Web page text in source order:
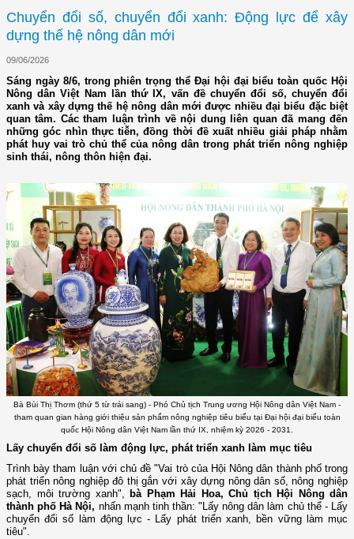
Chuyển đổi số, chuyển đổi xanh: Động lực để xây
dựng thế hệ nông dân mới
09/06/2026
Sáng ngày 8/6, trong phiên trọng thể Đại hội đại biểu toàn quốc Hội
Nông dân Việt Nam lần thứ IX, vấn đề chuyển đổi số, chuyển đổi
xanh và xây dựng thế hệ nông dân mới được nhiều đại biểu đặc biệt
quan tâm. Các tham luận trình về nội dung liên quan đã mang đến
những góc nhìn thực tiễn, đồng thời đề xuất nhiều giải pháp nhằm
phát huy vai trò chủ thể của nông dân trong phát triển nông nghiệp
sinh thái, nông thôn hiện đại.
Bà Bùi Thị Thơm (thứ 5 từ trái sang) - Phó Chủ tịch Trung ương Hội Nông dân Việt Nam -
tham quan gian hàng giới thiệu sản phẩm nông nghiệp tiêu biểu tại Đại hội đại biểu toàn
quốc Hội Nông dân Việt Nam lần thứ IX, nhiệm kỳ 2026 - 2031.
Lấy chuyển đổi số làm động lực, phát triển xanh làm mục tiêu
Trình bày tham luận với chủ đề "Vai trò của Hội Nông dân thành phố trong
phát triển nông nghiệp đô thị gắn với xây dựng nông dân số, nông nghiệp
sạch, môi trường xanh", bà Phạm Hải Hoa, Chủ tịch Hội Nông dân
thành phố Hà Nội, nhấn mạnh tinh thần: "Lấy nông dân làm chủ thể - Lấy
chuyển đổi số làm động lực - Lấy phát triển xanh, bền vững làm mục
tiêu".